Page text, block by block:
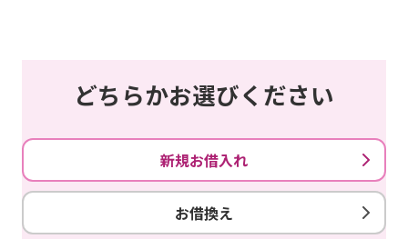
どちらかお選びください
新規お借入れ
お借換え